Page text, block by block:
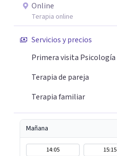
Online
Terapia online
Servicios y precios
Primera visita Psicología
Terapia de pareja
Terapia familiar
Mañana
14:05 15:15